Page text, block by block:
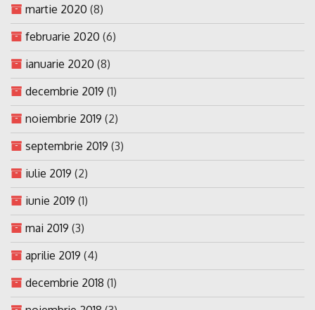
martie 2020 (8)
februarie 2020 (6)
ianuarie 2020 (8)
decembrie 2019 (1)
noiembrie 2019 (2)
septembrie 2019 (3)
iulie 2019 (2)
iunie 2019 (1)
mai 2019 (3)
aprilie 2019 (4)
decembrie 2018 (1)